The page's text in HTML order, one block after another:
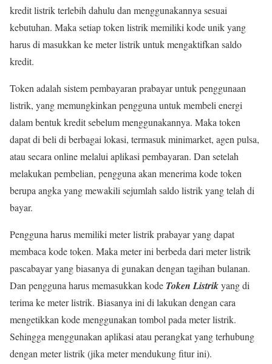
kredit listrik terlebih dahulu dan menggunakannya sesuai
kebutuhan. Maka setiap token listrik memiliki kode unik yang
harus di masukkan ke meter listrik untuk mengaktifkan saldo
kredit.
Token adalah sistem pembayaran prabayar untuk penggunaan
listrik, yang memungkinkan pengguna untuk membeli energi
dalam bentuk kredit sebelum menggunakannya. Maka token
dapat di beli di berbagai lokasi, termasuk minimarket, agen pulsa,
atau secara online melalui aplikasi pembayaran. Dan setelah
melakukan pembelian, pengguna akan menerima kode token
berupa angka yang mewakili sejumlah saldo listrik yang telah di
bayar.
Pengguna harus memiliki meter listrik prabayar yang dapat
membaca kode token. Maka meter ini berbeda dari meter listrik
pascabayar yang biasanya di gunakan dengan tagihan bulanan.
Dan pengguna harus memasukkan kode Token Listrikyang di
terima ke meter listrik. Biasanya ini di lakukan dengan cara
mengetikkan kode menggunakan tombol pada meter listrik.
Sehingga menggunakan aplikasi atau perangkat yang terhubung
dengan meter listrik (jika meter mendukung fitur ini).